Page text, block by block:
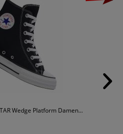
Wedge Platform Damen...